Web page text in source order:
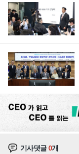
기사댓글0개